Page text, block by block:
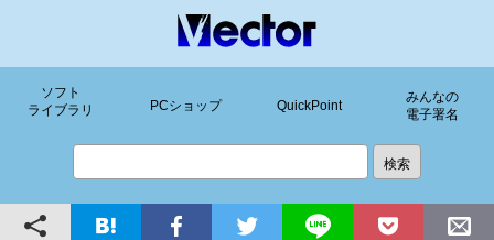
ソフト
ライブラリ
PCショップ QuickPoint
みんなの
電子署名